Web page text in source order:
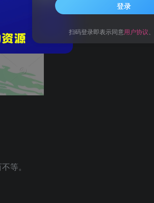
等。
登录
扫码登录即表示同意用户协议